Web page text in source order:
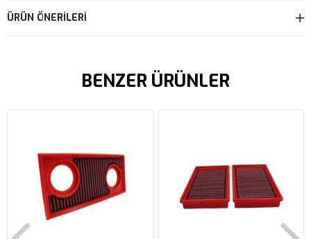
ÜRÜN ÖNERILERI
BENZER ÜRÜNLER